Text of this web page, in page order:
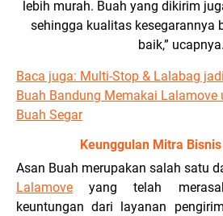
lebih murah. Buah yang dikirim
sehingga kualitas kesegarannya
baik,” ucapnya.
Baca juga: Multi-Stop & Lalabag
Buah Bandung Memakai Lalamove
Buah Segar
Keunggulan Mitra
Asan Buah merupakan salah satu
Lalamove yang telah
keuntungan dari layanan